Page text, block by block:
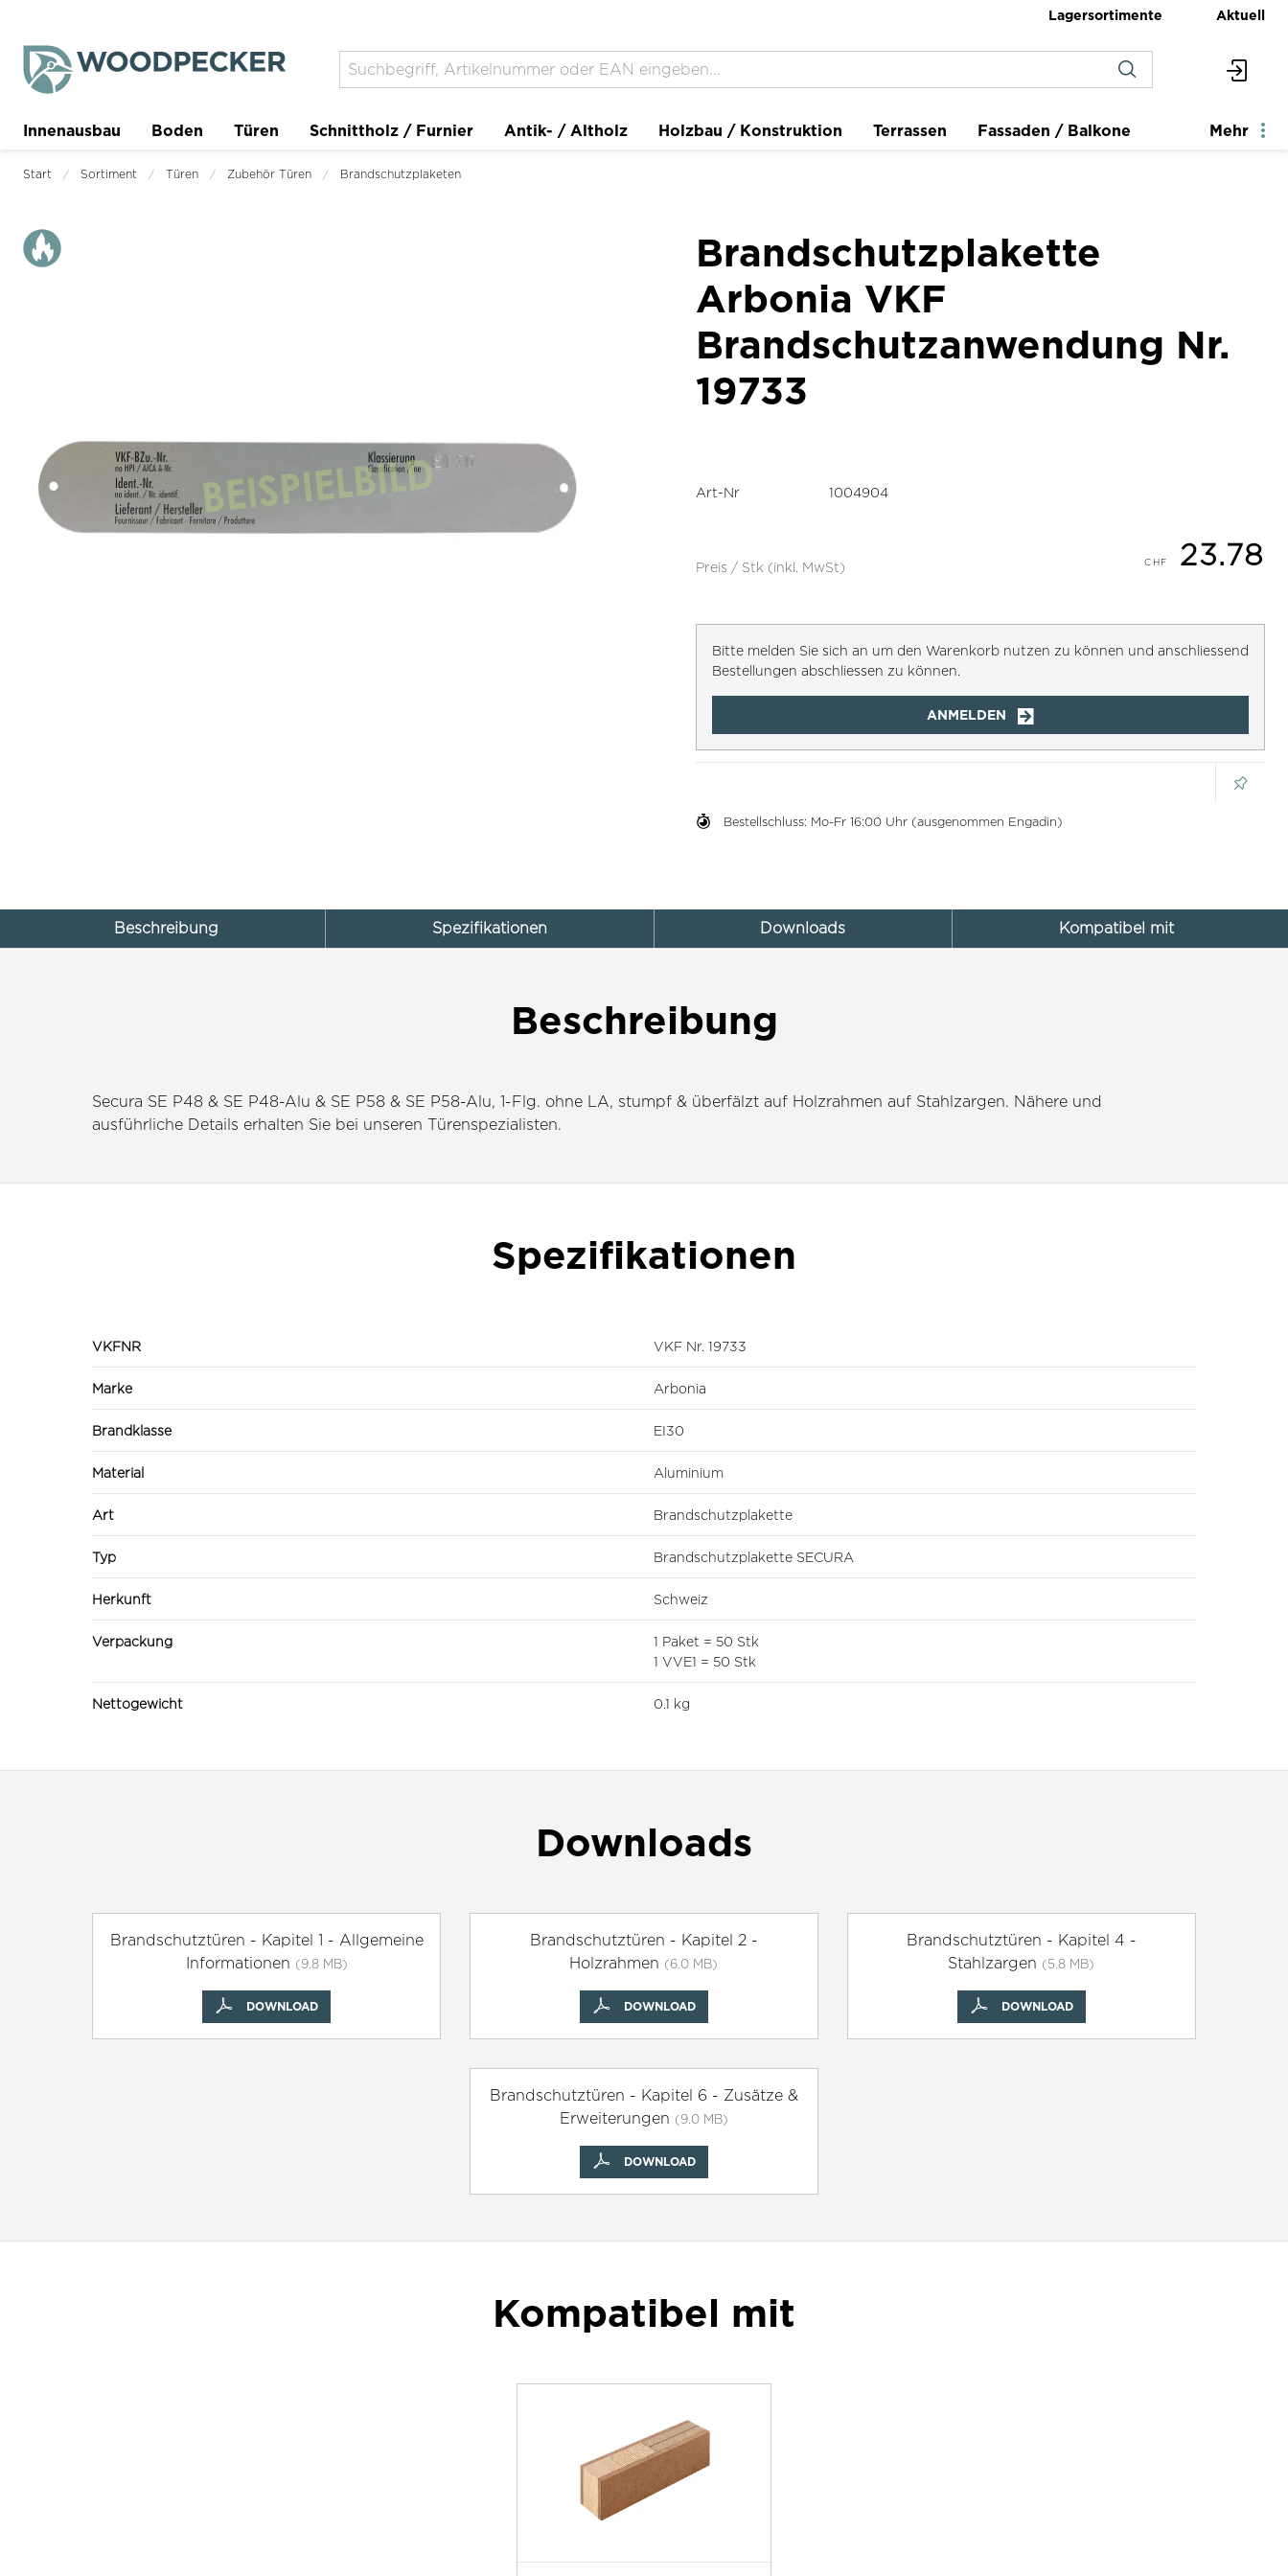
Lagersortimente Aktuell
Innenausbau Boden Türen Schnittholz / Furnier Antik- / Altholz Holzbau / Konstruktion Terrassen Fassaden / Balkone
Trockenbau Planer
Mehr
Start Sortiment Türen Zubehör Türen Brandschutzplaketen
Brandschutzplakette
Arbonia VKF
Brandschutzanwendung Nr.
19733
Preis / Stk (inkl. MwSt) 23.78
Bitte melden Sie sich an um den Warenkorb nutzen zu können und anschliessend
Bestellungen abschliessen zu können.
ANMELDEN
Bestellschluss: Mo-Fr 16:00 Uhr (ausgenommen Engadin)
Art-Nr 1004904
Beschreibung Spezifikationen Downloads Kompatibel mit
Beschreibung
Secura SE P48 & SE P48-Alu & SE P58 & SE P58-Alu, 1-Flg. ohne LA, stumpf & überfälzt auf Holzrahmen auf Stahlzargen. Nähere und
ausführliche Details erhalten Sie bei unseren Türenspezialisten.
Spezifikationen
VKFNR VKF Nr. 19733
Marke Arbonia
Brandklasse EI30
Material Aluminium
Art Brandschutzplakette
Typ Brandschutzplakette SECURA
Herkunft Schweiz
Verpackung
1 Paket = 50 Stk
1 VVE1 = 50 Stk
Nettogewicht 0.1 kg
Downloads
Brandschutztüren - Kapitel 1 - Allgemeine
Informationen (9.8 MB)
DOWNLOAD
Brandschutztüren - Kapitel 2 -
Holzrahmen (6.0 MB)
DOWNLOAD
Brandschutztüren - Kapitel 4 -
Stahlzargen (5.8 MB)
DOWNLOAD
Brandschutztüren - Kapitel 6 - Zusätze &
Erweiterungen (9.0 MB)
DOWNLOAD
Kompatibel mit